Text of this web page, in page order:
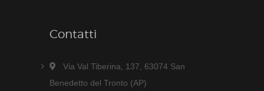
Contatti
Via Val Tiberina, 137, 63074 San
Benedetto del Tronto (AP)